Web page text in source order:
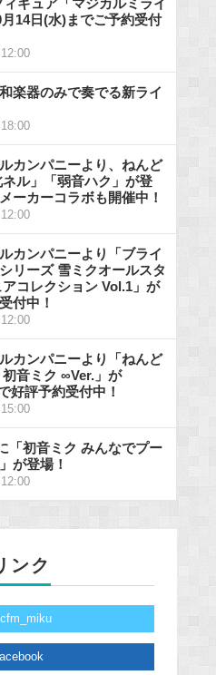
ギュア「マジカルミライ
14日(水)までご予約受付
楽器のみで奏でる新ライ
カンパニーより、ねんど
ル」「弱音ハク」が登
ーカーコラボも開催中！
カンパニーより「ブライ
リーズ 雪ミクオールスタ
コレクション Vol.1」が
付中！
カンパニーより「ねんど
音ミク ∞Ver.」が
好評予約受付中！
「初音ミク みんなでプー
が登場！
ンク